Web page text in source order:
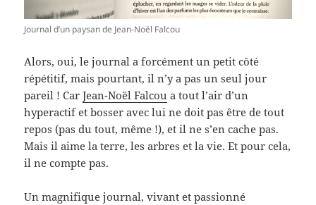
Journal d’un paysan de Jean-Noël Falcou
Alors, oui, le journal a forcément un petit côté
répétitif, mais pourtant, il n’y a pas un seul jour
pareil ! CarJean-Noël Falcou a tout l’air d’un
hyperactif et bosser avec lui ne doit pas être de tout
repos (pas du tout, même !), et il ne s’en cache pas.
Mais il aime la terre, les arbres et la vie. Et pour cela,
il ne compte pas.
Un magnifique journal, vivant et passionné